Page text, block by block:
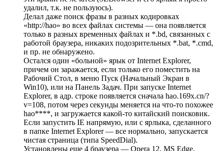
удалил, т.к. не пользуюсь).
Делал даже поиск фразы в разных кодировках
«http://hao» во всех файлах системы — она появляется
только в разных временных файлах и *.bd, связанных с
работой браузера, никаких подозрительных *.bat, *.cmd,
и пр. не обнаружено.
Остался один «больной» ярык от Internet Explorer,
причем он заражается, если только его поместить на
Рабочий Стол, в меню Пуск (Начальный Экран в
Win10), или на Панель Задач. При запуске Internet
Explorer, в адр. строке появляется сначала hao.169x.cn/?
v=108, потом через секунды меняется на что-то похожее
hao****, и загружается какой-то китайский поисковик.
Если запустить IE напрямую, или с ярлыка, сделанного
в папке Internet Explorer — все нормально, запускается
чистая страница (типа SpeedDial).
Установлены еще 4 браузера — Opera 12, MS Edge,